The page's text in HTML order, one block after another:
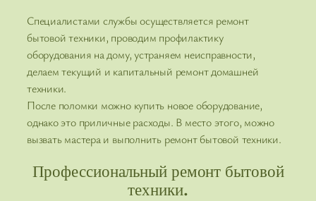
Специалистами службы осуществляется ремонт
бытовой техники, проводим профилактику
оборудования на дому, устраняем неисправности,
делаем текущий и капитальный ремонт домашней
техники.
После поломки можно купить новое оборудование,
однако это приличные расходы. В место этого, можно
вызвать мастера и выполнить ремонт бытовой техники.
Профессиональный ремонт бытовой
техники.